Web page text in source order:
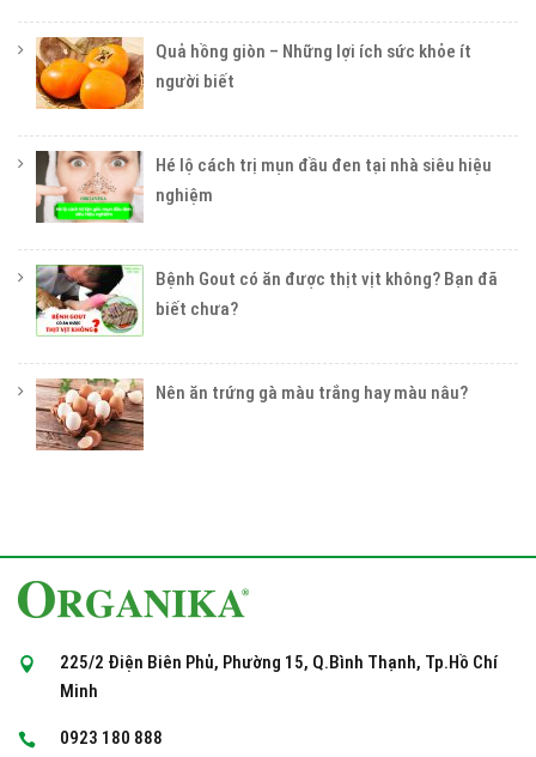
Quả hồng giòn – Những lợi ích sức khỏe ít
người biết
Hé lộ cách trị mụn đầu đen tại nhà siêu hiệu
nghiệm
Bệnh Gout có ăn được thịt vịt không? Bạn đã
biết chưa?
Nên ăn trứng gà màu trắng hay màu nâu?
225/2 Điện Biên Phủ, Phường 15, Q.Bình Thạnh, Tp.Hồ Chí
Minh
0923 180 888